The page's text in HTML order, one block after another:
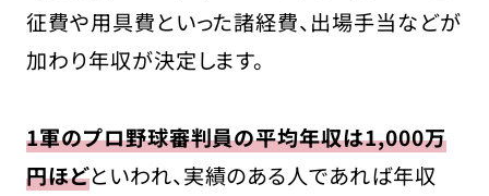
征費や用具費といった諸経費、出場手当などが
加わり年収が決定します。
1軍のプロ野球審判員の平均年収は1,000万
円ほどといわれ、実績のある人であれば年収